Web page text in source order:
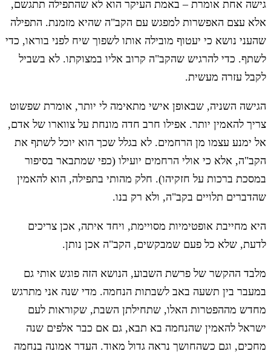
גישה אחת אומרת – באמת העיקר הוא לא שהתפילה תתגשם,
אלא עצם האפשרות למפגש עם הקב"ה שהיא מזמנת. התפילה
שהעני נושא כי יעטוף מובילה אותו לשפוך שיח לפני בוראו, כדי
לשתף. כדי להרגיש שהקב"ה קרוב אליו במצוקתו. לא בשביל
לקבל עזרה מעשית.
הגישה השניה, שבאופן אישי מתאימה לי יותר, אומרת שפשוט
צריך להאמין יותר. אפילו חרב חדה מונחת על צווארו של אדם,
אל ימנע עצמו מן הרחמים. לא בגלל שכך הוא יוכל לשתף את
הקב"ה, אלא כי אולי הרחמים יועילו (כפי שמתבאר בסיפור
במסכת ברכות על חזקיהו). חלק מהותי בתפילה, הוא להאמין
שהדברים תלויים בקב"ה, ולא רק בנו.
היא מחייבת אופטימיות מסויימת, ויחד איתה, אכן צריכים
לדעת, שלא כל פעם שמבקשים, הקב"ה אכן נותן.
מלבד ההקשר של פרשת השבוע, הנושא הזה פוגש אותי גם
במעבר בין תשעה באב לשבתות הנחמה. מדי שנה אני מתרגש
מחדש מההפטרות האלו, שתחילתן השבת, שקוראות לעם
ישראל להאמין שהנחמה בא תבא, גם אם כבר אלפים שנה
מחכים, וגם כשהחושך נראה גדול מאוד. העדר אמונה בנחמה